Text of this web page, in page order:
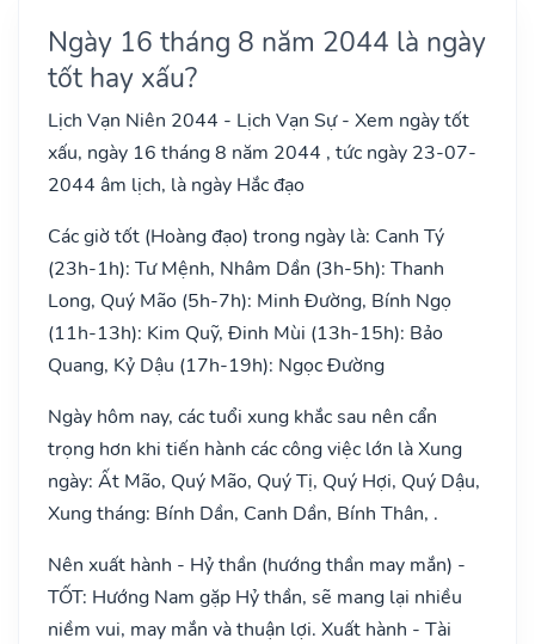
Ngày 16 tháng 8 năm 2044 là ngày
tốt hay xấu?
Lịch Vạn Niên 2044 - Lịch Vạn Sự - Xem ngày tốt
xấu, ngày 16 tháng 8 năm 2044 , tức ngày 23-07-
2044 âm lịch, là ngày Hắc đạo
Các giờ tốt (Hoàng đạo) trong ngày là: Canh Tý
(23h-1h): Tư Mệnh, Nhâm Dần (3h-5h): Thanh
Long, Quý Mão (5h-7h): Minh Đường, Bính Ngọ
(11h-13h): Kim Quỹ, Đinh Mùi (13h-15h): Bảo
Quang, Kỷ Dậu (17h-19h): Ngọc Đường
Ngày hôm nay, các tuổi xung khắc sau nên cẩn
trọng hơn khi tiến hành các công việc lớn là Xung
ngày: Ất Mão, Quý Mão, Quý Tị, Quý Hợi, Quý Dậu,
Xung tháng: Bính Dần, Canh Dần, Bính Thân, .
Nên xuất hành - Hỷ thần (hướng thần may mắn) -
TỐT: Hướng Nam gặp Hỷ thần, sẽ mang lại nhiều
niềm vui, may mắn và thuận lợi. Xuất hành - Tài